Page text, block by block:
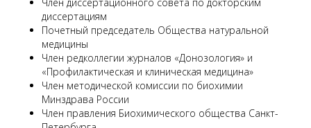
диссертациям
Почетный председатель Общества натуральной
медицины
Член редколлегии журналов «Донозология» и
«Профилактическая и клиническая медицина»
Член методической комиссии по биохимии
Минздрава России
Член правления Биохимического общества Санкт-